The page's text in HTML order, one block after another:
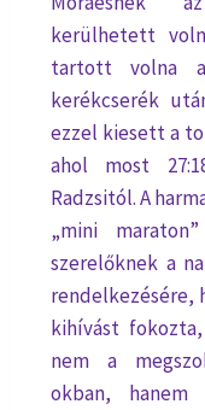
kerülhetett
tartott volna
kerékcserék
ezzel kiesett a
ahol most
Radzsitól. A
„mini
szerelőknek a
rendelkezésére,
kihívást
nem a
okban, hanem